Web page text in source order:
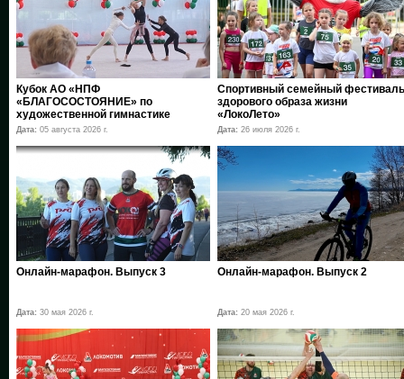
Кубок АО «НПФ
«БЛАГОСОСТОЯНИЕ» по
художественной гимнастике
Дата: 05 августа 2026 г.
Спортивный семейный фестиваль
здорового образа жизни
«ЛокоЛето»
Дата: 26 июля 2026 г.
Онлайн-марафон. Выпуск 3
Дата: 30 мая 2026 г.
Онлайн-марафон. Выпуск 2
Дата: 20 мая 2026 г.